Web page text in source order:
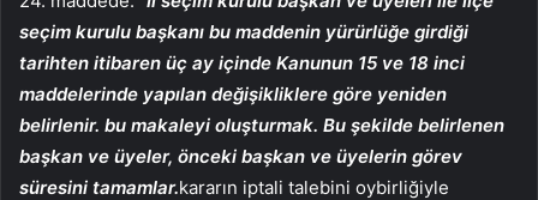
seçim kurulu başkanı bu maddenin yürürlüğe girdiği
tarihten itibaren üç ay içinde Kanunun 15 ve 18 inci
maddelerinde yapılan değişikliklere göre yeniden
belirlenir. bu makaleyi oluşturmak. Bu şekilde belirlenen
başkan ve üyeler, önceki başkan ve üyelerin görev
süresini tamamlar.kararın iptali talebini oybirliğiyle